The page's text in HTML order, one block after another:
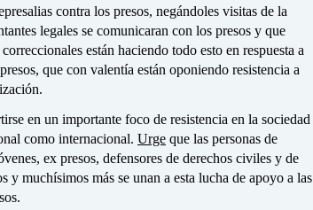
contra los presos, negándoles visitas de la
legales se comunicaran con los presos y que
están haciendo todo esto en respuesta a
que con valentía están oponiendo resistencia a
en un importante foco de resistencia en la sociedad
como internacional. Urge que las personas de
ex presos, defensores de derechos civiles y de
y muchísimos más se unan a esta lucha de apoyo a las